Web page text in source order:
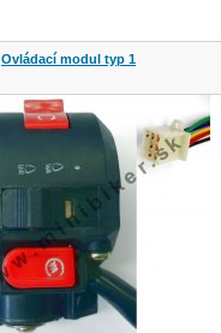
Ovládací modul typ 1